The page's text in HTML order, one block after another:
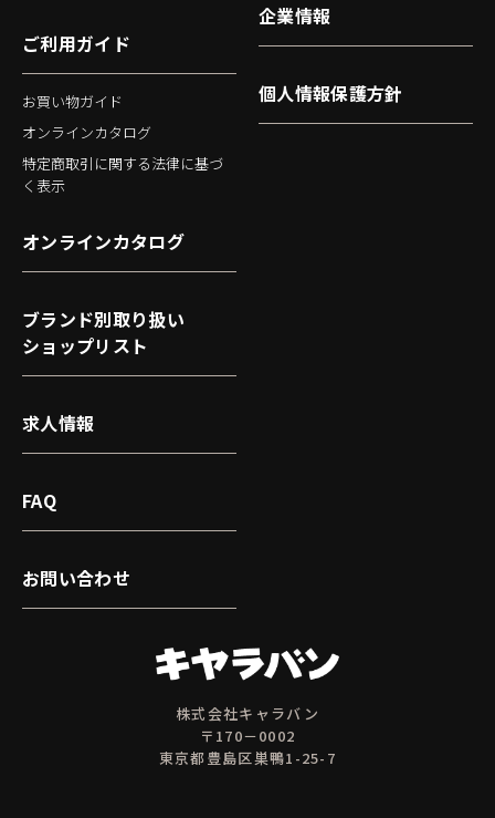
株式会社キャラバン
〒170－0002
東京都豊島区巣鴨1-25-7
ご利用ガイド
お買い物ガイド
オンラインカタログ
特定商取引に関する法律に基づ
く表示
企業情報
個人情報保護方針
オンラインカタログ
ブランド別取り扱い
ショップリスト
求人情報
FAQ
お問い合わせ